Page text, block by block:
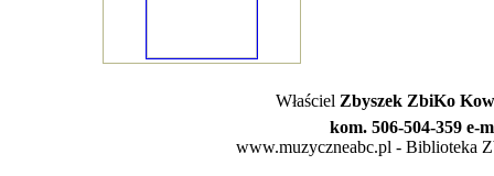
Właściel Zbyszek ZbiKo
kom. 506-504-359 e-
www.muzyczneabc.pl - Biblioteka